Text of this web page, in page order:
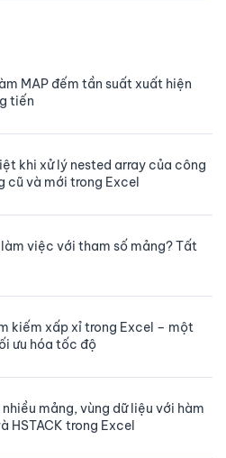
MAP đếm tần suất xuất hiện
tiến
khi xử lý nested array của công
cũ và mới trong Excel
làm việc với tham số mảng? Tất
kiếm xấp xỉ trong Excel – một
ưu hóa tốc độ
mảng, vùng dữ liệu với hàm
HSTACK trong Excel